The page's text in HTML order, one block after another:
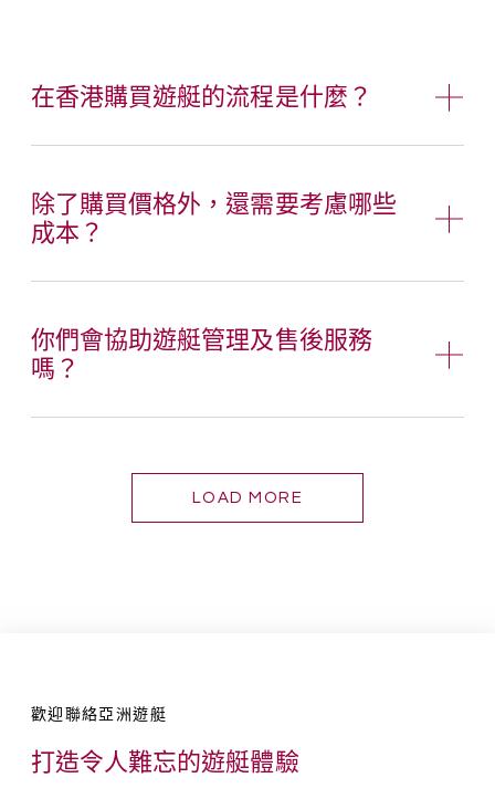
在香港購買遊艇的流程是什麼？
除了購買價格外，還需要考慮哪些
成本？
你們會協助遊艇管理及售後服務
嗎？
LOAD MORE
歡迎聯絡亞洲遊艇
打造令人難忘的遊艇體驗